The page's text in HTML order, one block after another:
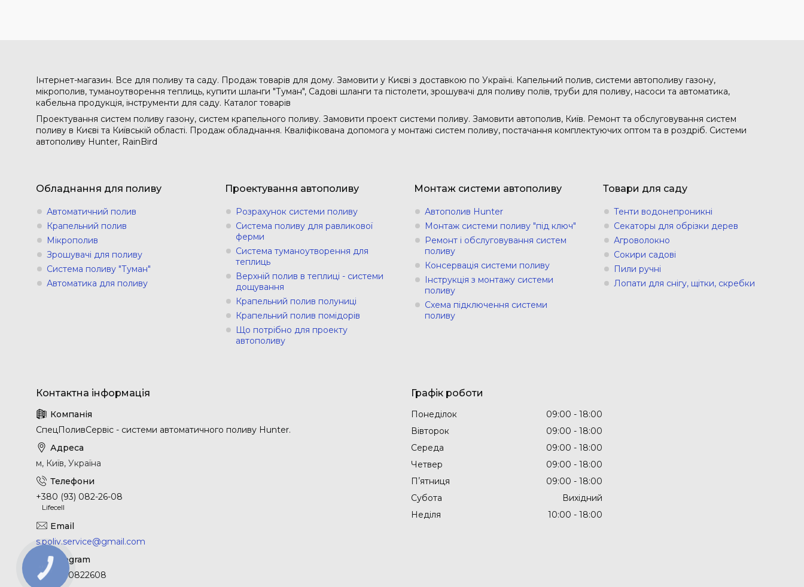
Інтернет-магазин. Все для поливу та саду. Продаж товарів для дому. Замовити у Києві з доставкою по Україні. Капельний полив, системи автополиву газону,
мікрополив, туманоутворення теплиць, купити шланги "Туман", Садові шланги та пістолети, зрошувачі для поливу полів, труби для поливу, насоси та автоматика,
кабельна продукція, інструменти для саду. Каталог товарів
Проектування систем поливу газону, систем крапельного поливу. Замовити проект системи поливу. Замовити автополив, Київ. Ремонт та обслуговування систем
поливу в Києві та Київській області. Продаж обладнання. Кваліфікована допомога у монтажі систем поливу, постачання комплектуючих оптом та в роздріб. Системи
автополиву Hunter, RainBird
Обладнання для поливу
Автоматичний полив
Крапельний полив
Мікрополив
Зрошувачі для поливу
Система поливу "Туман"
Автоматика для поливу
Проектування автополиву
Розрахунок системи поливу
Система поливу для равликової
ферми
Система туманоутворення для
теплиць
Верхній полив в теплиці - системи
дощування
Крапельний полив полуниці
Крапельний полив помідорів
Що потрібно для проекту
автополиву
Монтаж системи автополиву
Автополив Hunter
Монтаж системи поливу "під ключ"
Ремонт і обслуговування систем
поливу
Консервація системи поливу
Інструкція з монтажу системи
поливу
Схема підключення системи
поливу
Товари для саду
Тенти водонепроникні
Секаторы для обрізки дерев
Агроволокно
Сокири садові
Пили ручні
Лопати для снігу, щітки, скребки
СпецПоливСервіс - cистеми автоматичного поливу Hunter.
м, Київ, Україна
+380 (93) 082-26-08
Lifecell
s.poliv.service@gmail.com
+380930822608
Графік роботи
Понеділок 09:00
18:00
Вівторок
09:00
18:00
Середа
09:00
18:00
Четвер
09:00
18:00
Пʼятниця
09:00
18:00
Субота
Вихідний
Неділя
10:00 18:00